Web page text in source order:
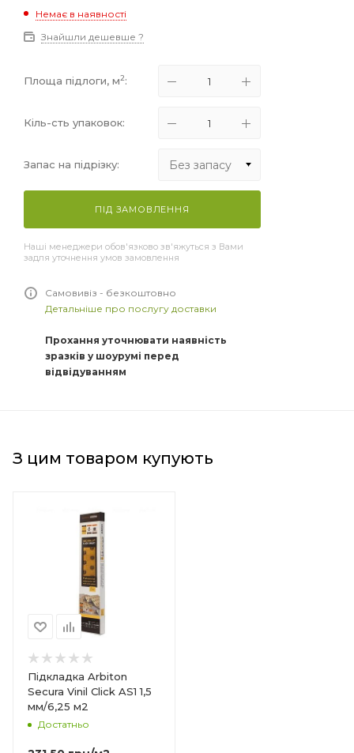
Немає в наявності
Знайшли дешевше ?
Площа підлоги, м2:
Кіль-сть упаковок:
Запас на підрізку: Без запасу
Без запасу
+10%
ПІД ЗАМОВЛЕННЯ
Наші менеджери обов'язково зв'яжуться з Вами
задля уточнення умов замовлення
Самовивіз - безкоштовно
Детальніше про послугу доставки
Прохання уточнювати наявність
зразків у шоурумі перед
відвідуванням
З цим товаром купують
Підкладка Arbiton
Secura Vinil Click AS1 1,5
мм/6,25 м2
Достатньо